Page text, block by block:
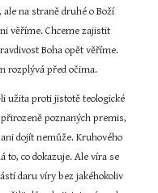
na straně druhé o Boží
věříme. Chceme zajistit
Boha opět věříme.
rozplývá před očima.
užita proti jistotě teologické
poznaných premis,
dojít nemůže. Kruhového
to, co dokazuje. Ale víra se
daru víry bez jakéhokoliv